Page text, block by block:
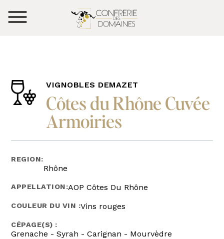
VIGNOBLES DEMAZET
Côtes du Rhône Cuvée
Armoiries
REGION:
Rhône
APPELLATION:AOP Côtes Du Rhône
COULEUR DU VIN :Vins rouges
CÉPAGE(S) :
Grenache - Syrah - Carignan - Mourvèdre